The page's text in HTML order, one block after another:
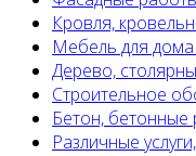
Кровля,
Мебель для
Дерево,
Строительное
Бетон, бетонные
Различные